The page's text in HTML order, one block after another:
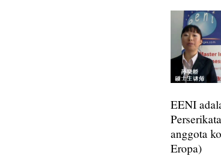
EENI
anggota
Eropa)